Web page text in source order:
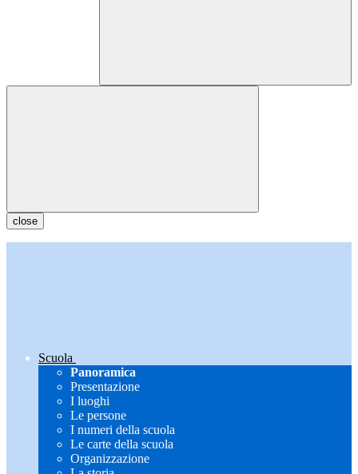
close
Scuola
Panoramica
Presentazione
I luoghi
Le persone
I numeri della scuola
Le carte della scuola
Organizzazione